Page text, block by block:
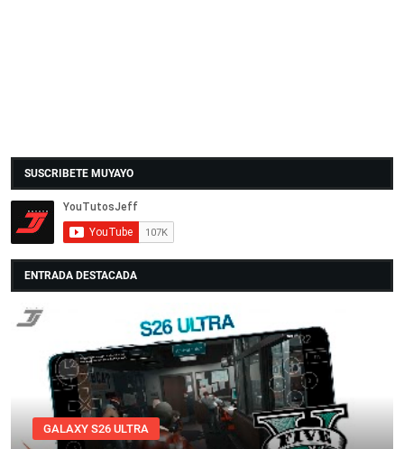
SUSCRIBETE MUYAYO
ENTRADA DESTACADA
GALAXY S26 ULTRA